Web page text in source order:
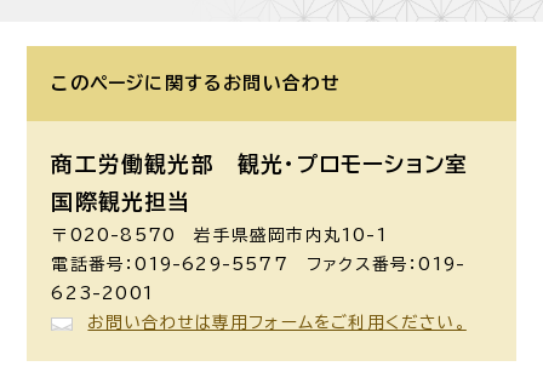
このページに関する お問い合わせ
商工労働観光部 観光・プロモーション室
国際観光担当
〒020-8570 岩手県盛岡市内丸10-1
電話番号：019-629-5577 ファクス番号：019-
623-2001
お問い合わせは専用フォームをご利用ください。